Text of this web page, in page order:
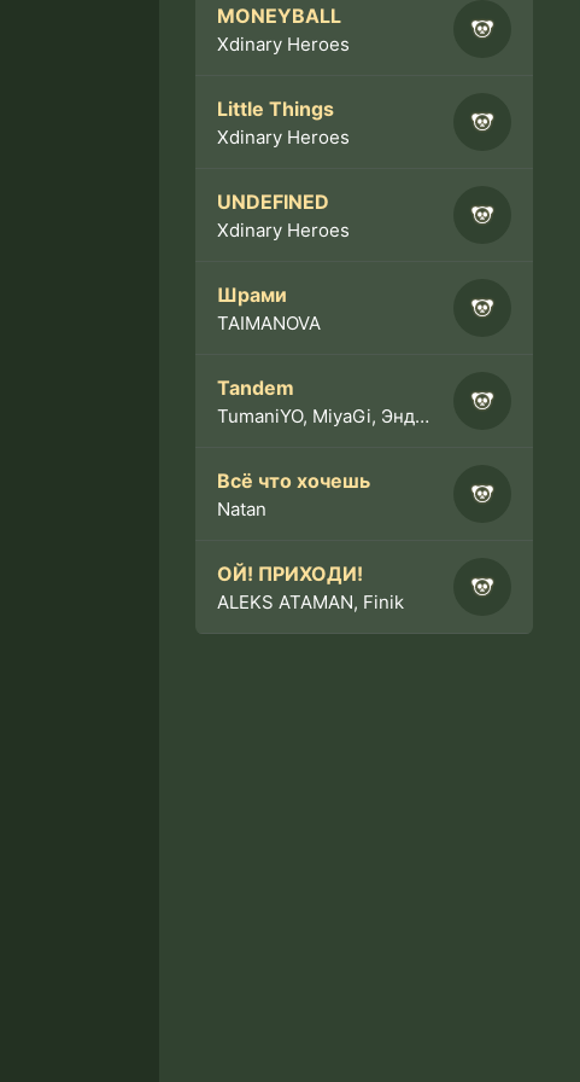
MONEYBALL
Xdinary Heroes
Little Things
Xdinary Heroes
UNDEFINED
Xdinary Heroes
Шрами
TAIMANOVA
Tandem
TumaniYO, MiyaGi, Эндшпиль
Всё что хочешь
Natan
ОЙ! ПРИХОДИ!
ALEKS ATAMAN, Finik